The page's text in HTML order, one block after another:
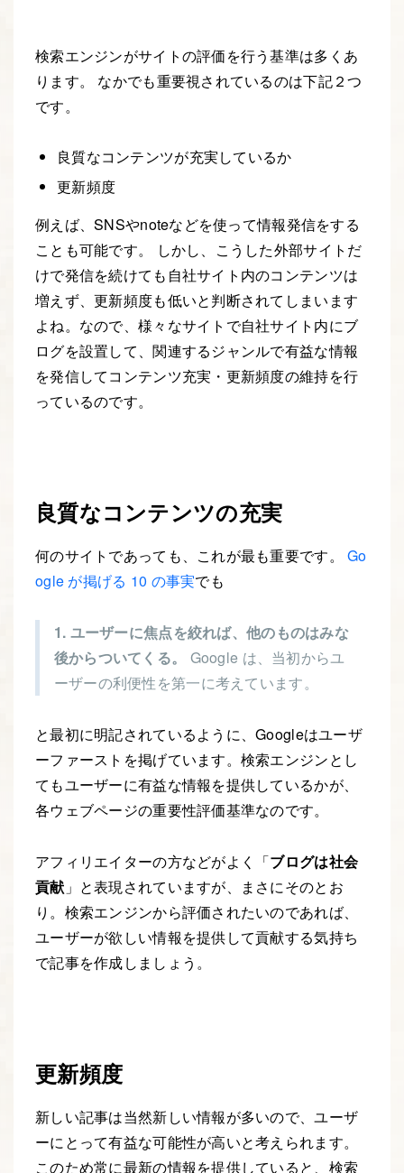
検索エンジンがサイトの評価を行う基準は多くあ
ります。 なかでも重要視されているのは下記２つ
です。
良質なコンテンツが充実しているか
更新頻度
例えば、SNSやnoteなどを使って情報発信をする
ことも可能です。 しかし、こうした外部サイトだ
けで発信を続けても自社サイト内のコンテンツは
増えず、更新頻度も低いと判断されてしまいます
よね。なので、様々なサイトで自社サイト内にブ
ログを設置して、関連するジャンルで有益な情報
を発信してコンテンツ充実・更新頻度の維持を行
っているのです。
良質なコンテンツの充実
何のサイトであっても、これが最も重要です。Go
ogle が掲げる 10 の事実でも
1. ユーザーに焦点を絞れば、他のものはみな
後からついてくる。
Google は、当初からユ
ーザーの利便性を第一に考えています。
と最初に明記されているように、Googleはユーザ
ーファーストを掲げています。検索エンジンとし
てもユーザーに有益な情報を提供しているかが、
各ウェブページの重要性評価基準なのです。
アフィリエイターの方などがよく「ブログは社会
貢献 」と表現されていますが、まさにそのとお
り。検索エンジンから評価されたいのであれば、
ユーザーが欲しい情報を提供して貢献する気持ち
で記事を作成しましょう。
更新頻度
新しい記事は当然新しい情報が多いので、ユーザ
ーにとって有益な可能性が高いと考えられます。
このため常に最新の情報を提供していると、検索